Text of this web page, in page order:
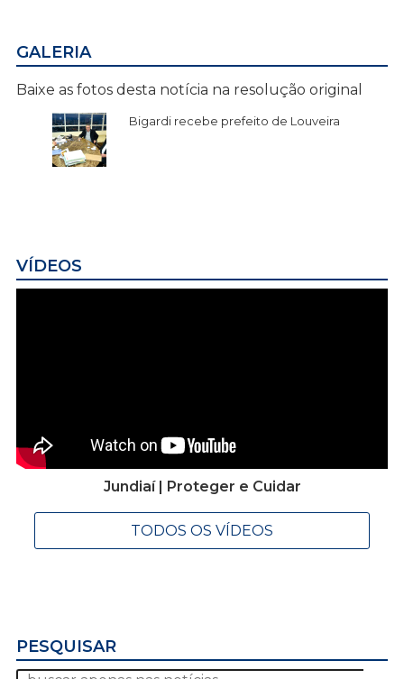
GALERIA
Baixe as fotos desta notícia na resolução original
Bigardi recebe prefeito de Louveira
VÍDEOS
Jundiaí | Proteger e Cuidar
TODOS OS VÍDEOS
PESQUISAR